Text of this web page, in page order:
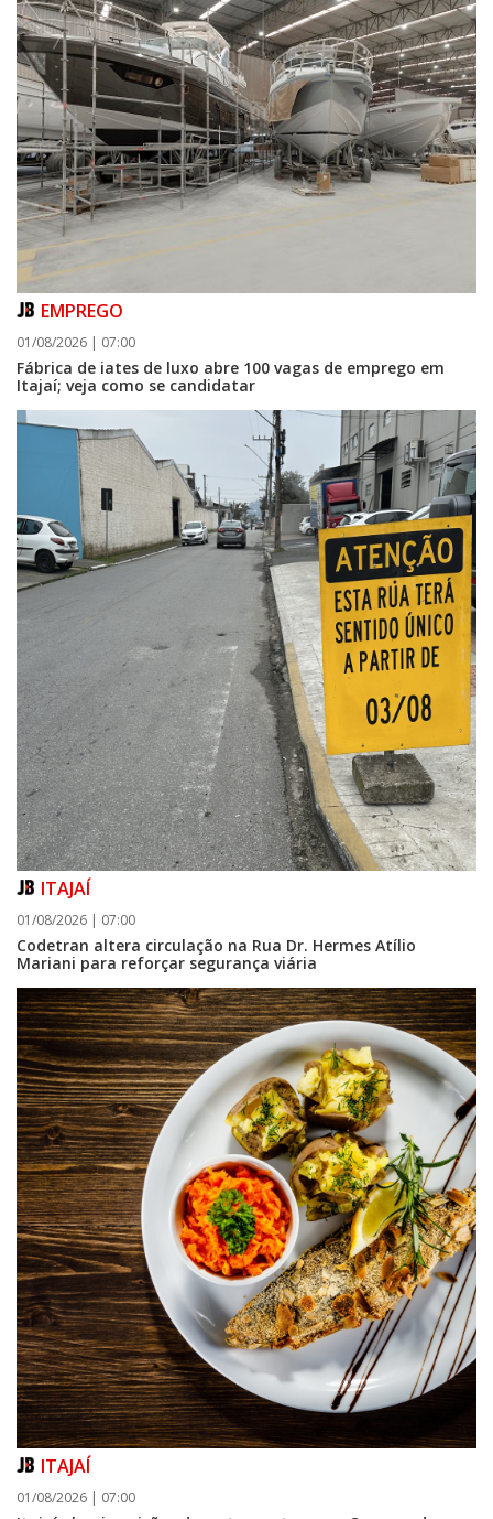
EMPREGO
01/08/2026 | 07:00
Fábrica de iates de luxo abre 100 vagas de emprego em
Itajaí; veja como se candidatar
ITAJAÍ
01/08/2026 | 07:00
Codetran altera circulação na Rua Dr. Hermes Atílio
Mariani para reforçar segurança viária
ITAJAÍ
01/08/2026 | 07:00